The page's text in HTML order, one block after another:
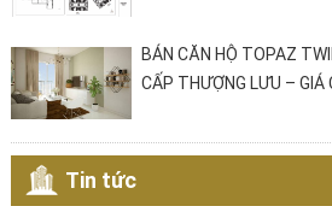
BÁN CĂN HỘ TOPAZ
CẤP THƯỢNG LƯU –
Tin tức